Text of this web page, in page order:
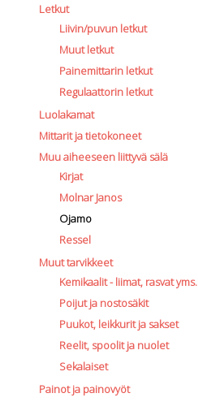
Letkut
Liivin/puvun letkut
Muut letkut
Painemittarin letkut
Regulaattorin letkut
Luolakamat
Mittarit ja tietokoneet
Muu aiheeseen liittyvä sälä
Kirjat
Molnar Janos
Ojamo
Ressel
Muut tarvikkeet
Kemikaalit - liimat, rasvat yms.
Poijut ja nostosäkit
Puukot, leikkurit ja sakset
Reelit, spoolit ja nuolet
Sekalaiset
Painot ja painovyöt